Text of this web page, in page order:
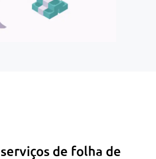
de folha de